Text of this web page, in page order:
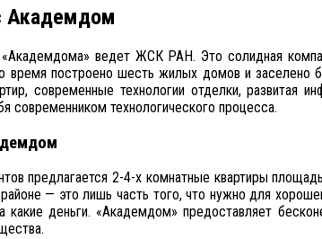
Академдом
«Академдома» ведет ЖСК РАН. Это солидная
время построено шесть жилых домов и заселено
современные технологии отделки,
современником технологического процесса.
предлагается 2-4-х комнатные квартиры
— это лишь часть того, что нужно для
какие деньги. «Академдом» предоставляет